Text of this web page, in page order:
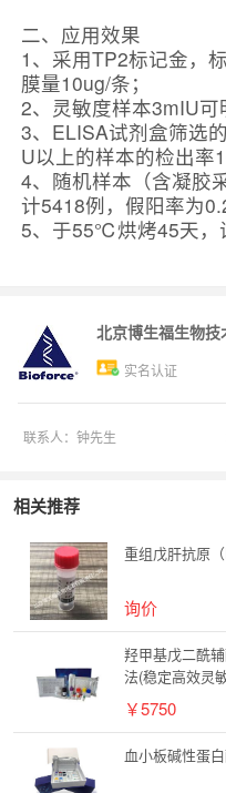
二、应用效果
1、采用TP2标记金，
膜量10ug/条；
2、灵敏度样本3mIU可
3、ELISA试剂盒筛选
U以上的样本的检出率
4、随机样本（含凝胶
计5418例，假阳率为
5、于55℃烘烤45天，
北京博生福生物技
实名认证
联系人： 钟先生
相关推荐
重组戊肝抗原（
询价
羟甲基戊二酰
法(稳定高效灵
￥5750
血小板碱性蛋